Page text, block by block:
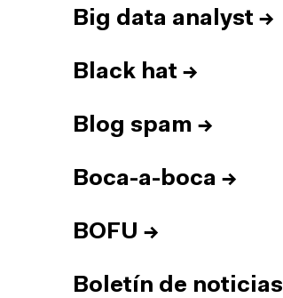
Big data analyst →
Black hat →
Blog spam →
Boca-a-boca →
BOFU →
Boletín de noticias